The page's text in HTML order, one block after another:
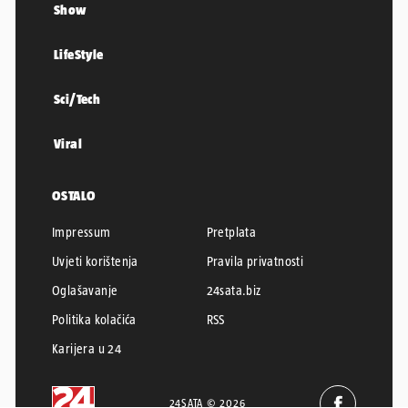
Show
LifeStyle
Sci/Tech
Viral
OSTALO
Impressum
Pretplata
Uvjeti korištenja
Pravila privatnosti
Oglašavanje
24sata.biz
Politika kolačića
RSS
Karijera u 24
24SATA © 2026